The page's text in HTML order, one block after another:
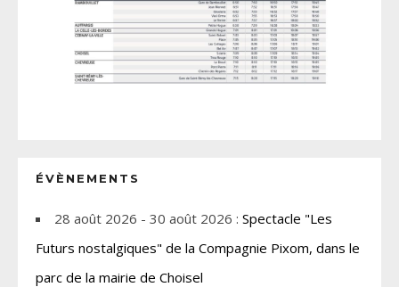
ÉVÈNEMENTS
28 août 2026 - 30 août 2026 : Spectacle "Les
Futurs nostalgiques" de la Compagnie Pixom, dans le
parc de la mairie de Choisel